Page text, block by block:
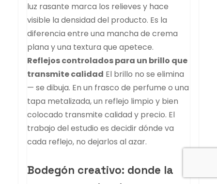
luz rasante marca los relieves y hace
visible la densidad del producto. Es la
diferencia entre una mancha de crema
plana y una textura que apetece.
Reflejos controlados para un brillo que
transmite calidad El brillo no se elimina
— se dibuja. En un frasco de perfume o una
tapa metalizada, un reflejo limpio y bien
colocado transmite calidad y precio. El
trabajo del estudio es decidir dónde va
cada reflejo, no dejarlos al azar.
Bodegón creativo: donde la